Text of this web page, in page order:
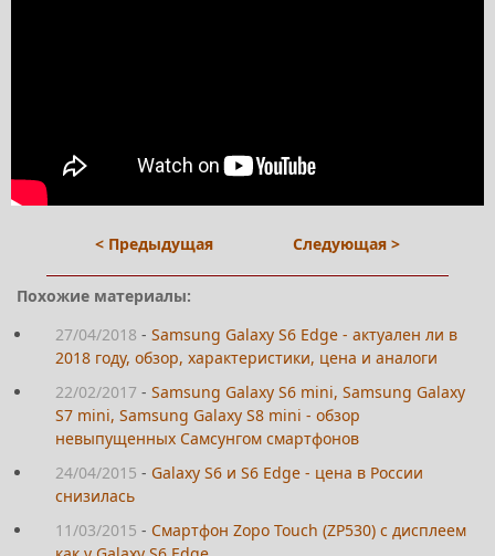
< Предыдущая Следующая >
Похожие материалы:
27/04/2018 - Samsung Galaxy S6 Edge - актуален ли в
2018 году, обзор, характеристики, цена и аналоги
22/02/2017 - Samsung Galaxy S6 mini, Samsung Galaxy
S7 mini, Samsung Galaxy S8 mini - обзор
невыпущенных Самсунгом смартфонов
24/04/2015 - Galaxy S6 и S6 Edge - цена в России
снизилась
11/03/2015 - Смартфон Zopo Touch (ZP530) с дисплеем